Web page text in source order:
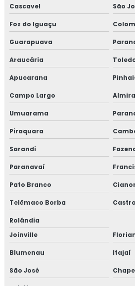
Projetos eletricos orçamento
Projetos de engenharia elétrica
Projetos de instalações elétricas
Segurança do trabalho ltcat
Serviço de projeto elétrico
Serviços de pcmso
Sistemas contra incêndio bh
Valor para fazer ltcat
Valor de projeto de combate a
Valor de projeto contra incêndio
Cascavel São
Foz do Iguaçu
Guarapuava
Araucária
Apucarana
Campo Largo
Umuarama
Piraquara
Sarandi
Paranavaí
Pato Branco
Telêmaco Borba Castro
Rolândia
Joinville
Blumenau Itajaí
São José